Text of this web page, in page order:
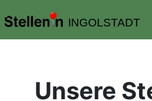
INGOLSTADT
Unsere